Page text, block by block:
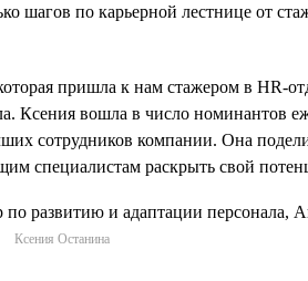
шагов по карьерной лестнице от
пришла к нам стажером в HR-
Ксения вошла в число номинантов
сотрудников компании. Она
специалистам раскрыть свой
Ксения Останина